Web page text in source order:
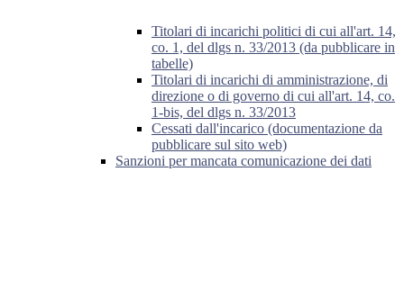
Titolari di incarichi politici di cui all'art. 14,
co. 1, del dlgs n. 33/2013 (da pubblicare in
tabelle)
Titolari di incarichi di amministrazione, di
direzione o di governo di cui all'art. 14, co.
1-bis, del dlgs n. 33/2013
Cessati dall'incarico (documentazione da
pubblicare sul sito web)
Sanzioni per mancata comunicazione dei dati